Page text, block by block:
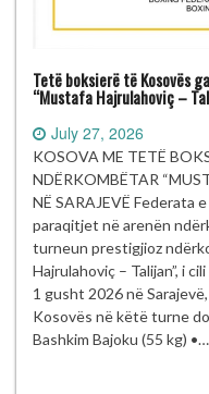
Tetë boksierë të Kosovës
“Mustafa Hajrulahoviç –
July 27, 2026
KOSOVA ME TETË
NDËRKOMBËTAR
NË SARAJEVË Federata
paraqitjet në arenën
turneun prestigjioz
Hajrulahoviç – Talijan”, i
1 gusht 2026 në
Kosovës në këtë turne
Bashkim Bajoku (55 kg) •…